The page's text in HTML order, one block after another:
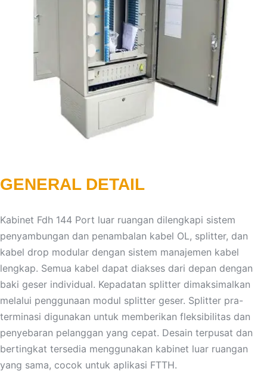
GENERAL DETAIL
Kabinet Fdh 144 Port luar ruangan dilengkapi sistem
penyambungan dan penambalan kabel OL, splitter, dan
kabel drop modular dengan sistem manajemen kabel
lengkap. Semua kabel dapat diakses dari depan dengan
baki geser individual. Kepadatan splitter dimaksimalkan
melalui penggunaan modul splitter geser. Splitter pra-
terminasi digunakan untuk memberikan fleksibilitas dan
penyebaran pelanggan yang cepat. Desain terpusat dan
bertingkat tersedia menggunakan kabinet luar ruangan
yang sama, cocok untuk aplikasi FTTH.